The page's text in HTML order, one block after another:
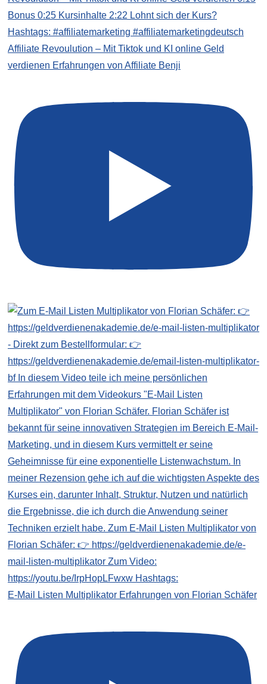
Affiliate Revoulution – Mit Tiktok und KI online Geld
verdienen Erfahrungen von Affiliate Benji
E-Mail Listen Multiplikator Erfahrungen von Florian Schäfer